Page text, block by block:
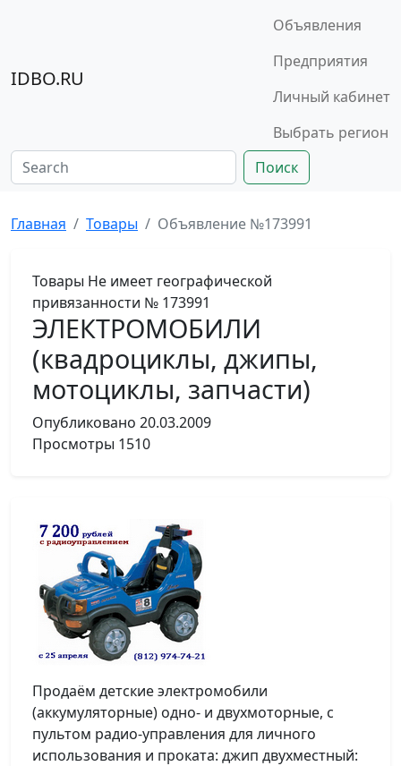
IDBO.RU
Объявления
Предприятия
Личный кабинет
Выбрать регион
Поиск
Главная Товары Объявление №173991
Товары Не имеет географической
привязанности № 173991
ЭЛЕКТРОМОБИЛИ
(квадроциклы, джипы,
мотоциклы, запчасти)
Опубликовано 20.03.2009
Просмотры 1510
Продаём детские электромобили
(аккумуляторные) одно- и двухмоторные, с
пультом радио-управления для личного
использования и проката: джип двухместный: